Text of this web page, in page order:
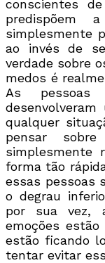
conscientes
predispõem
simplesmente
ao invés de
verdade sobre
medos é
As pessoas
qualquer
pensar
simplesmente
forma tão
essas pessoas
o degrau
por sua vez,
emoções
estão ficando
tentar evitar